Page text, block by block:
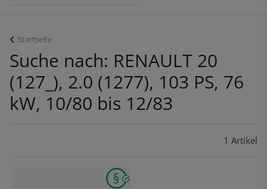
Startseite
Suche nach: RENAULT 20
(127_), 2.0 (1277), 103 PS, 76
kW, 10/80 bis 12/83
1 Artikel